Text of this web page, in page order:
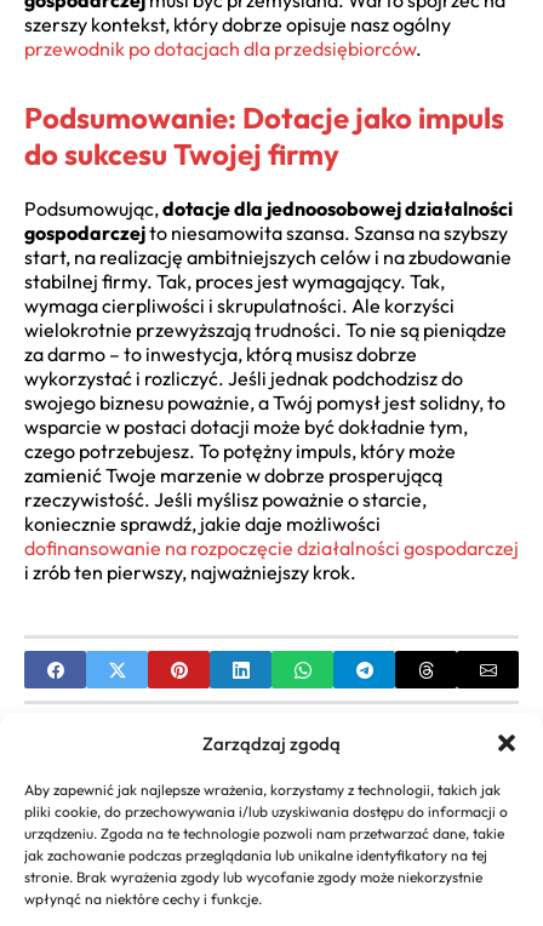
Zarządzaj zgodą
Aby zapewnić jak najlepsze wrażenia, korzystamy z technologii, takich jak
pliki cookie, do przechowywania i/lub uzyskiwania dostępu do informacji o
urządzeniu. Zgoda na te technologie pozwoli nam przetwarzać dane, takie
jak zachowanie podczas przeglądania lub unikalne identyfikatory na tej
stronie. Brak wyrażenia zgody lub wycofanie zgody może niekorzystnie
wpłynąć na niektóre cechy i funkcje.
szerszy kontekst, który dobrze opisuje nasz ogólny
przewodnik po dotacjach dla przedsiębiorców.
Podsumowanie: Dotacje jako impuls
do sukcesu Twojej firmy
Podsumowując,dotacje dla jednoosobowej działalności
gospodarczejto niesamowita szansa. Szansa na szybszy
start, na realizację ambitniejszych celów i na zbudowanie
stabilnej firmy. Tak, proces jest wymagający. Tak,
wymaga cierpliwości i skrupulatności. Ale korzyści
wielokrotnie przewyższają trudności. To nie są pieniądze
za darmo – to inwestycja, którą musisz dobrze
wykorzystać i rozliczyć. Jeśli jednak podchodzisz do
swojego biznesu poważnie, a Twój pomysł jest solidny, to
wsparcie w postaci dotacji może być dokładnie tym,
czego potrzebujesz. To potężny impuls, który może
zamienić Twoje marzenie w dobrze prosperującą
rzeczywistość. Jeśli myślisz poważnie o starcie,
koniecznie sprawdź, jakie daje możliwości
dofinansowanie na rozpoczęcie działalności gospodarczej
i zrób ten pierwszy, najważniejszy krok.
Dofinansowanie na Otwarcie Firmy |
Kompleksowy Poradnik Jak Zdobyć
NEXT
Dofinansowanie z Urzędu Pracy: Kompleksowy